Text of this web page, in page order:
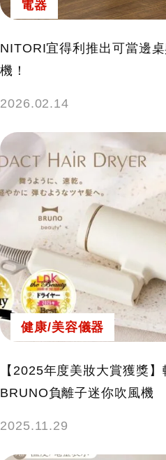
電器
NITORI宜得利推出可當邊
機！
2026.02.14
健康/美容儀器
【2025年度美妝大賞獲獎
BRUNO負離子迷你吹風機
2025.11.29